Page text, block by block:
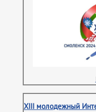
XIII молодежный